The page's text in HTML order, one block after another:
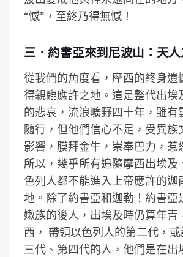
“憾”，至終乃得無憾！
三．約書亞來到尼波山：天人
從我們的角度看，摩西的終身遺
得親臨應許之地。這是整代出埃
的悲哀，流浪曠野四十年，雖有
隨行，但他們信心不足，受異族
影響，膜拜金牛，崇奉巴力，惹
所以，幾乎所有追隨摩西出埃及
色列人都不能進入上帝應許的迦
地。除了約書亞和迦勒！約書亞
嫩族的後人，出埃及時仍算年青
西， 帶領以色列人的第二代，
三代、第四代的人，他們是在出